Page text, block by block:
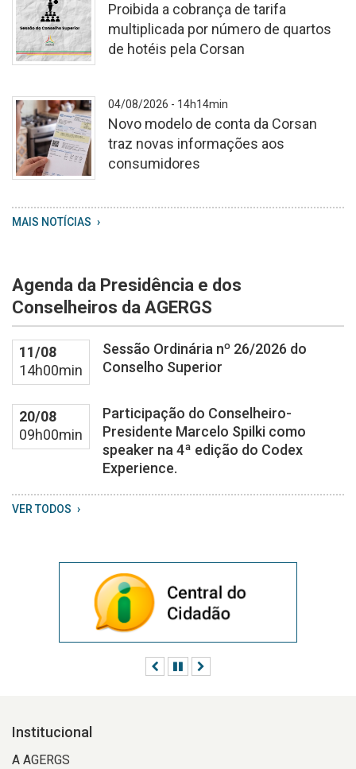
Cópia
de
Consultas
e
Audiência
Proibida a cobrança de tarifa
multiplicada por número de quartos
de hotéis pela Corsan
WhatsApp
Image
04
at
13
59
20
04/08/2026 - 14h14min
Novo modelo de conta da Corsan
traz novas informações aos
consumidores
MAIS NOTÍCIAS
Agenda da Presidência e dos
Conselheiros da AGERGS
11/08
14h00min
Sessão Ordinária nº 26/2026 do
Conselho Superior
20/08
09h00min
Participação do Conselheiro-
Presidente Marcelo Spilki como
speaker na 4ª edição do Codex
Experience.
VER TODOS
AnteriorPausar
Institucional
A AGERGS